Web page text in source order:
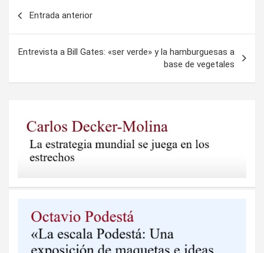
entradas
Entrada anterior
Entrevista a Bill Gates: «ser verde» y la hamburguesas a
base de vegetales